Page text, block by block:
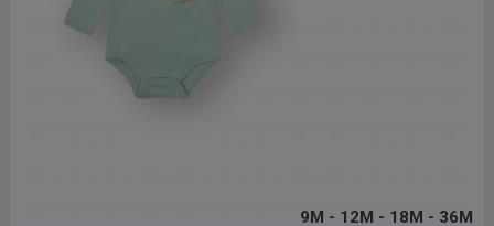
9M - 12M - 18M - 36M